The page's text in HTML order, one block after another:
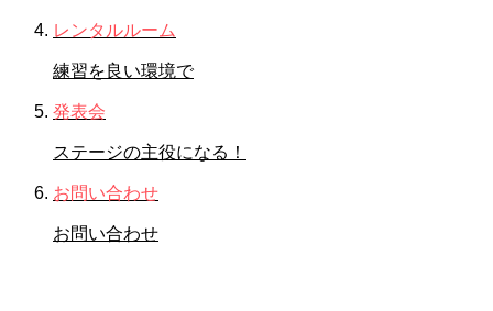
レンタルルーム
練習を良い環境で
発表会
ステージの主役になる！
お問い合わせ
お問い合わせ